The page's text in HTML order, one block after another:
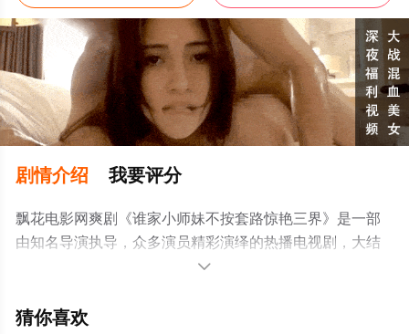
剧情介绍 我要评分
飘花电影网爽剧《谁家小师妹不按套路惊艳三界》是一部
由知名导演执导，众多演员精彩演绎的热播电视剧，大结
局剧情已揭晓（已完结），手机免费观看高清未删减完整
更多剧情信息可移步至豆瓣电视剧、电视猫或剧情网等平

猜你喜欢